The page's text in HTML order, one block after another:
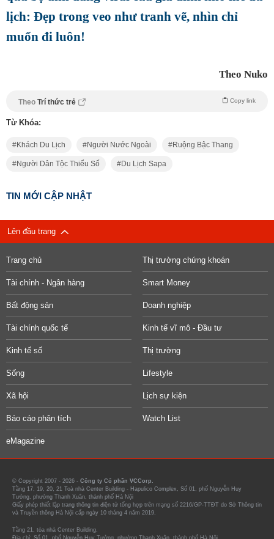
lịch: Đẹp trong veo như tranh vẽ, nhìn chỉ
muốn đi luôn!
Theo Nuko
Theo Trí thức trẻ Copy link
Từ Khóa:
Khách Du Lịch Người Nước Ngoài Ruộng Bậc Thang
Người Dân Tộc Thiểu Số Du Lịch Sapa
TIN MỚI CẬP NHẬT
Lên đầu trang
Trang chủ Thị trường chứng khoán
Tài chính - Ngân hàng Smart Money
Bất động sản Doanh nghiệp
Tài chính quốc tế Kinh tế vĩ mô - Đầu tư
Kinh tế số Thị trường
Sống Lifestyle
Xã hội Lịch sự kiện
Báo cáo phân tích Watch List
eMagazine
© Copyright 2007 - 2026 - Công ty Cổ phần VCCorp.
Tầng 17, 19, 20, 21 Toà nhà Center Building - Hapulico Complex, Số 01, phố Nguyễn Huy
Tưởng, phường Thanh Xuân, thành phố Hà Nội
Giấy phép thiết lập trang thông tin điện tử tổng hợp trên mạng số 2216/GP-TTĐT do Sở Thông tin
và Truyền thông Hà Nội cấp ngày 10 tháng 4 năm 2019.
Tầng 21, tòa nhà Center Building.
Địa chỉ: Số 01, phố Nguyễn Huy Tưởng, phường Thanh Xuân, thành phố Hà Nội